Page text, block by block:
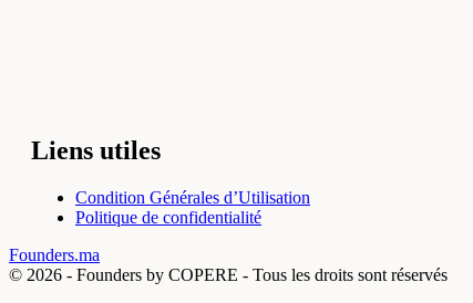
Liens utiles
Condition Générales d’Utilisation
Politique de confidentialité
Founders.ma
© 2026 - Founders by COPERE - Tous les droits sont réservés